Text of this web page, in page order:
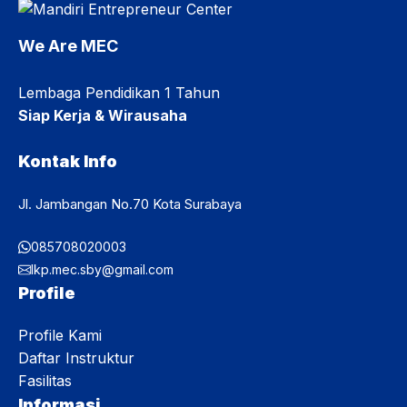
kehidupan belajar di MEC. Selain memperoleh informasi
We Are MEC
Lembaga Pendidikan 1 Tahun
Siap Kerja & Wirausaha
Kontak Info
Jl. Jambangan No.70 Kota Surabaya
085708020003
lkp.mec.sby@gmail.com
Profile
Profile Kami
Daftar Instruktur
Fasilitas